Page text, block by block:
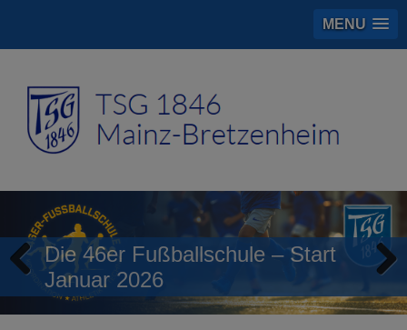
MENU
Die 46er Fußballschule – Start
Januar 2026
Previous